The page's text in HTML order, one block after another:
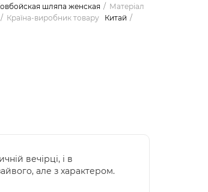
шляпа женская
Матеріал
Країна-виробник товару Китай
вечірці, і в
але з характером.